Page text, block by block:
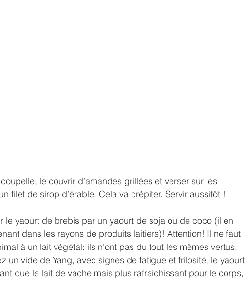
le couvrir d’amandes grillées et verser sur les
filet de sirop d’érable. Cela va crépiter. Servir aussitôt !
le yaourt de brebis par un yaourt de soja ou de coco (il en
dans les rayons de produits laitiers)! Attention! Il ne faut
à un lait végétal: ils n'ont pas du tout les mêmes vertus.
un vide de Yang, avec signes de fatigue et frilosité, le yaourt
que le lait de vache mais plus rafraichissant pour le corps,